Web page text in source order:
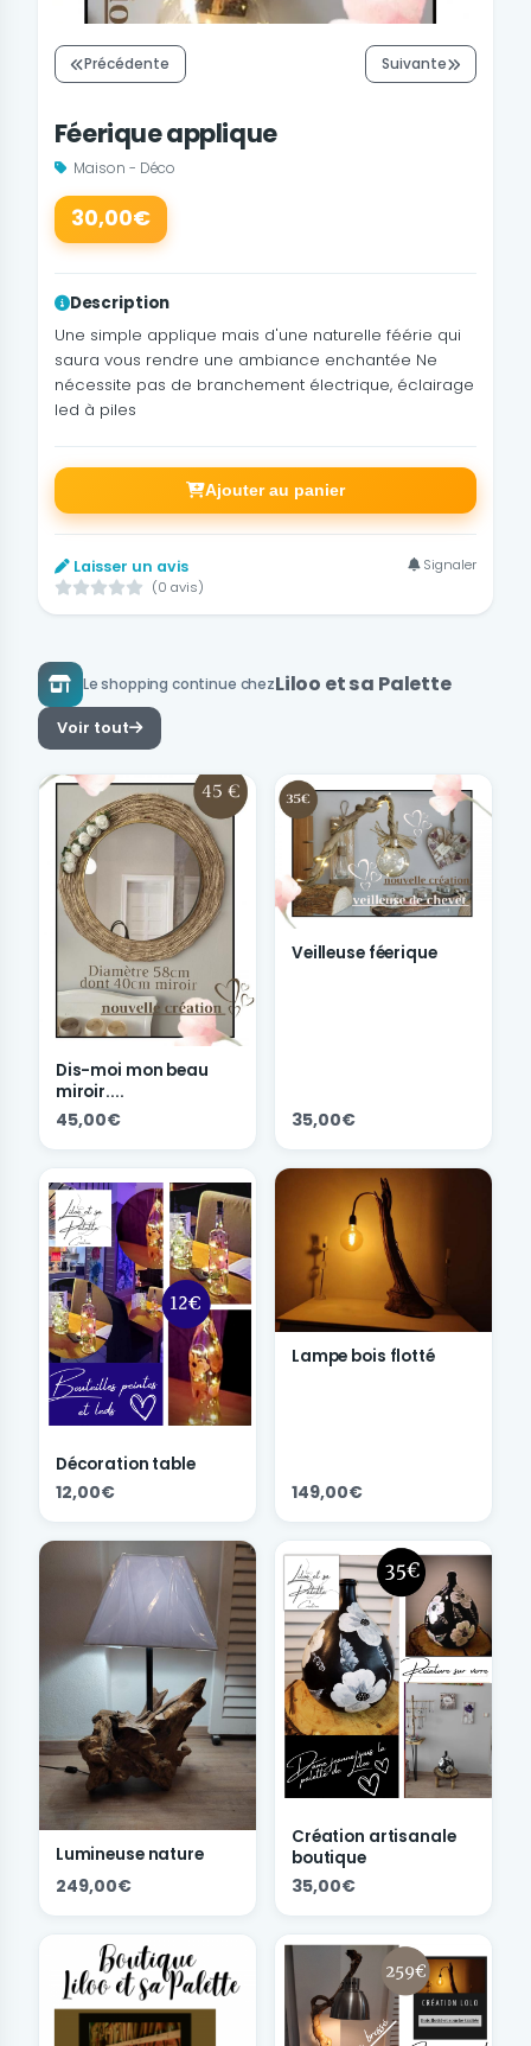
Précédente Suivante
Féerique applique
Maison - Déco
30,00€
Description
Une simple applique mais d'une naturelle féérie qui
saura vous rendre une ambiance enchantée Ne
nécessite pas de branchement électrique, éclairage
led à piles
Ajouter au panier
Laisser un avis
(0 avis)
Signaler
Le shopping continue chezLiloo et sa Palette
Voir tout
Dis-moi mon beau
miroir....
45,00€
Veilleuse féerique
35,00€
Décoration table
12,00€
Lampe bois flotté
149,00€
Lumineuse nature
249,00€
Création artisanale
boutique
35,00€